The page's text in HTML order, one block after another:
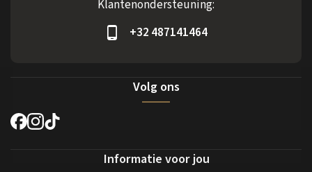
Klantenondersteuning:
+32 487141464
Volg ons
Informatie voor jou